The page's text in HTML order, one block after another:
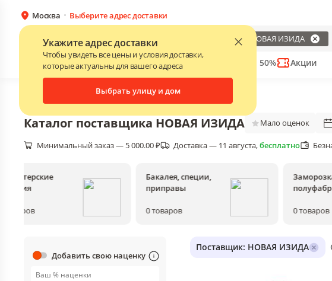
Москва Выберите адрес доставки
Укажите адрес доставки
Чтобы увидеть все цены и условия доставки,
которые актуальны для вашего адреса
Выбрать улицу и дом
Каталог НОВАЯ ИЗИДА
БрендыПрайс-листы поставщиков Скидки до 50% Акции
Каталог
Каталог поставщика НОВАЯ ИЗИДА Мало оценок
Минимальный заказ — 5 000.00 ₽ Доставка — 11 августа, бесплатно
товаров
Бакалея, специи,
приправы
0товаров 0товаров
Добавить свою наценку
Поставщик: НОВАЯ ИЗИДА